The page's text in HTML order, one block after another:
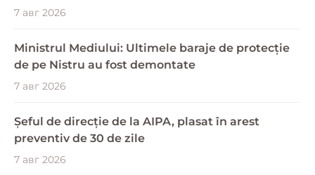
7 авг 2026
Ministrul Mediului: Ultimele baraje de protecție
de pe Nistru au fost demontate
7 авг 2026
Șeful de direcție de la AIPA, plasat în arest
preventiv de 30 de zile
7 авг 2026